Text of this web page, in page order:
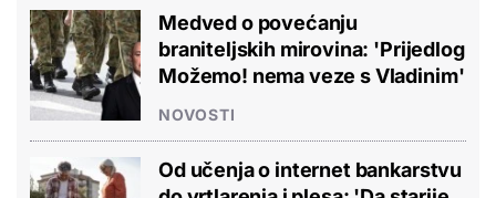
Medved o povećanju
braniteljskih mirovina: 'Prijedlog
Možemo! nema veze s Vladinim'
NOVOSTI
Od učenja o internet bankarstvu